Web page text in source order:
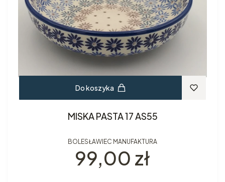
Do koszyka
MISKA PASTA 17 AS55
BOLESŁAWIEC MANUFAKTURA
Cena
99,00 zł